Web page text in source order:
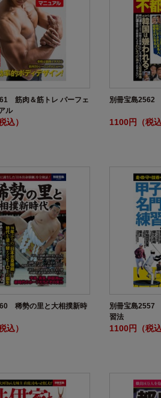
筋肉＆筋トレ パーフェ
ル
込）
別冊宝島2562
1100円（税込
稀勢の里と大相撲新時
込）
別冊宝島2557
習法
1100円（税込